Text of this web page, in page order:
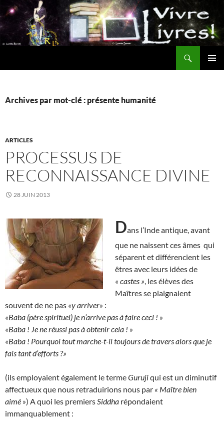
Aller
au
contenu
Archives par mot-clé : présente humanité
ARTICLES
PROCESSUS DE
RECONNAISSANCE DIVINE
28 JUIN 2013
Dans l’Inde antique, avant
que ne naissent ces âmes qui
séparent et différencient les
êtres avec leurs idées de
« castes » , les élèves des
Maîtres se plaignaient
souvent de ne pas «y arriver» :
«Baba (père spirituel) je n’arrive pas à faire ceci ! »
«Baba ! Je ne réussi pas à obtenir cela ! »
«Baba ! Pourquoi tout marche-t-il toujours de travers alors que je
fais tant d’efforts ?»
(ils employaient également le termeGurujiqui est un diminutif
affectueux que nous retraduirions nous par « Maître bien
aimé ») A quoi les premiers Siddha répondaient
immanquablement :